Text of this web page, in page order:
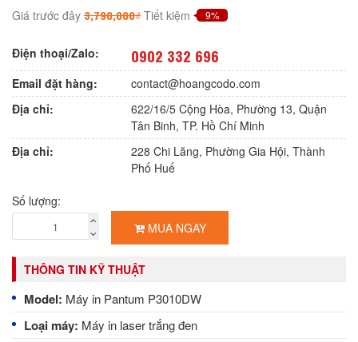
Giá trước đây 3,790,000₫ Tiết kiệm 9%
Điện thoại/Zalo: 0902 332 696
Email đặt hàng:
contact@hoangcodo.com
Địa chỉ:
622/16/5 Cộng Hòa, Phường 13, Quận
Tân Binh, TP. Hồ Chí Minh
Địa chỉ:
228 Chi Lăng, Phường Gia Hội, Thành
Phố Huế
Số lượng:
MUA NGAY
THÔNG TIN KỸ THUẬT
Model: Máy in Pantum P3010DW
Loại máy: Máy in laser trắng đen